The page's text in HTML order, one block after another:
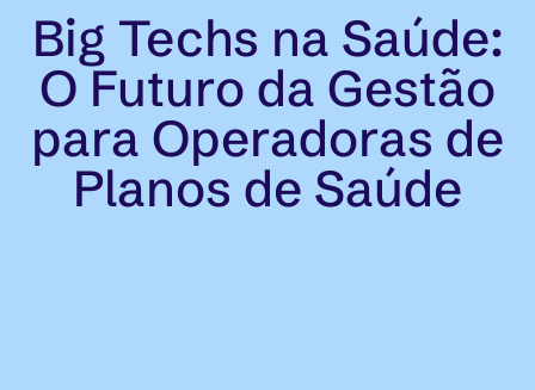
Big Techs na Saúde:
O Futuro da Gestão
para Operadoras de
Planos de Saúde